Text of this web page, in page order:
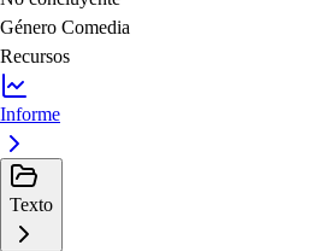
Género Comedia
Recursos
Informe
Texto